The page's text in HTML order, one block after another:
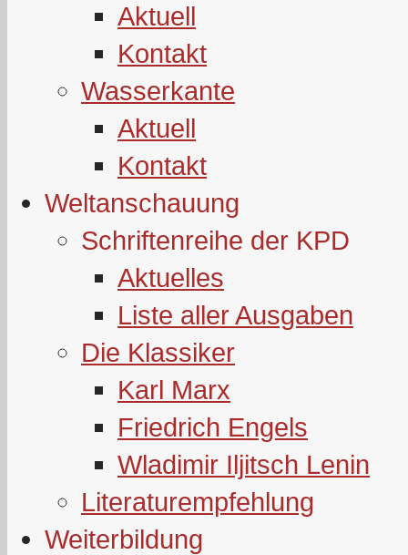
Aktuell
Kontakt
Wasserkante
Aktuell
Kontakt
Weltanschauung
Schriftenreihe der KPD
Aktuelles
Liste aller Ausgaben
Die Klassiker
Karl Marx
Friedrich Engels
Wladimir Iljitsch Lenin
Literaturempfehlung
Weiterbildung